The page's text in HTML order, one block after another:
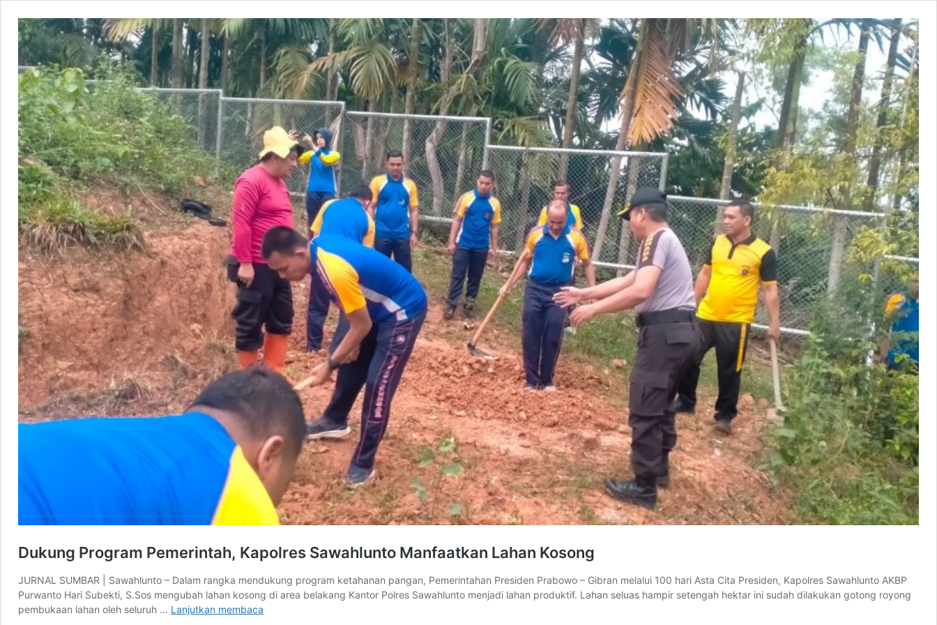
Dukung Program Pemerintah, Kapolres Sawahlunto Manfaatkan Lahan Kosong
JURNAL SUMBAR | Sawahlunto – Dalam rangka mendukung program ketahanan pangan, Pemerintahan Presiden Prabowo – Gibran melalui 100 hari Asta Cita Presiden, Kapolres Sawahlunto AKBP
Purwanto Hari Subekti, S.Sos mengubah lahan kosong di area belakang Kantor Polres Sawahlunto menjadi lahan produktif. Lahan seluas hampir setengah hektar ini sudah dilakukan gotong royong
pembukaan lahan oleh seluruh … Lanjutkan membaca